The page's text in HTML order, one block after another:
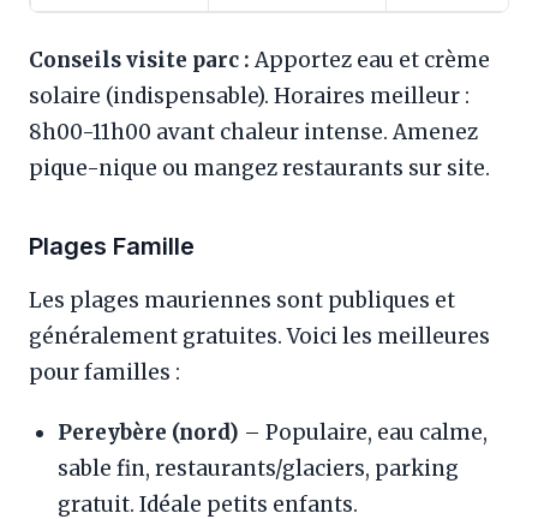
Conseils visite parc :Apportez eau et crème
solaire (indispensable). Horaires meilleur :
8h00-11h00 avant chaleur intense. Amenez
pique-nique ou mangez restaurants sur site.
Plages Famille
Les plages mauriennes sont publiques et
généralement gratuites. Voici les meilleures
pour familles :
Pereybère (nord) – Populaire, eau calme,
sable fin, restaurants/glaciers, parking
gratuit. Idéale petits enfants.